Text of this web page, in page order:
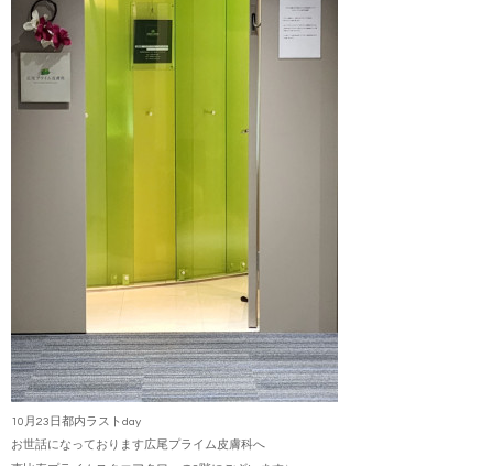
10月23日都内ラストday
お世話になっております広尾プライム皮膚科へ